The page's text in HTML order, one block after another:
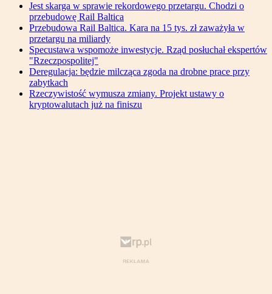
Jest skarga w sprawie rekordowego przetargu. Chodzi o
przebudowę Rail Baltica
Przebudowa Rail Baltica. Kara na 15 tys. zł zaważyła w
przetargu na miliardy
Specustawa wspomoże inwestycje. Rząd posłuchał ekspertów
"Rzeczpospolitej"
Deregulacja: będzie milcząca zgoda na drobne prace przy
zabytkach
Rzeczywistość wymusza zmiany. Projekt ustawy o
kryptowalutach już na finiszu